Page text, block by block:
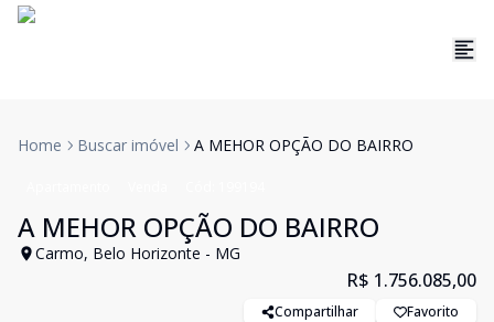
Home Buscar imóvel A MEHOR OPÇÃO DO BAIRRO
A MEHOR OPÇÃO DO BAIRRO
Carmo, Belo Horizonte - MG
R$ 1.756.085,00
Compartilhar Favorito